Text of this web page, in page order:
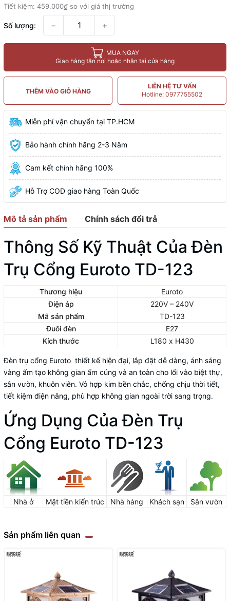
Tiết kiệm: 459.000₫ so với giá thị trường
Số lượng: − +
MUA NGAY
Giao hàng tận nơi hoặc nhận tại cửa hàng
THÊM VÀO GIỎ HÀNG
LIÊN HỆ TƯ VẤN
Hotline: 0977755502
Miễn phí vận chuyển tại TP.HCM
Bảo hành chính hãng 2-3 Năm
Cam kết chính hãng 100%
Hỗ Trợ COD giao hàng Toàn Quốc
Mô tả sản phẩm Chính sách đổi trả
Thông Số Kỹ Thuật Của Đèn
Trụ Cổng Euroto TD-123
Thương hiệu
Euroto
Điện áp
220V – 240V
Mã sản phẩm
TD-123
Đuôi đèn
E27
Kích thước
L180 x H430
Đèn trụ cổng Euroto thiết kế hiện đại, lắp đặt dễ dàng, ánh sáng
vàng ấm tạo không gian ấm cúng và an toàn cho lối vào biệt thự,
sân vườn, khuôn viên. Vỏ hợp kim bền chắc, chống chịu thời tiết,
tiết kiệm điện năng, phù hợp không gian ngoài trời sang trọng.
Ứng Dụng Của Đèn Trụ
Cổng Euroto TD-123
Nhà ở Mặt tiền kiến trúc Nhà hàng Khách sạn Sân vườn
Sản phẩm liên quan